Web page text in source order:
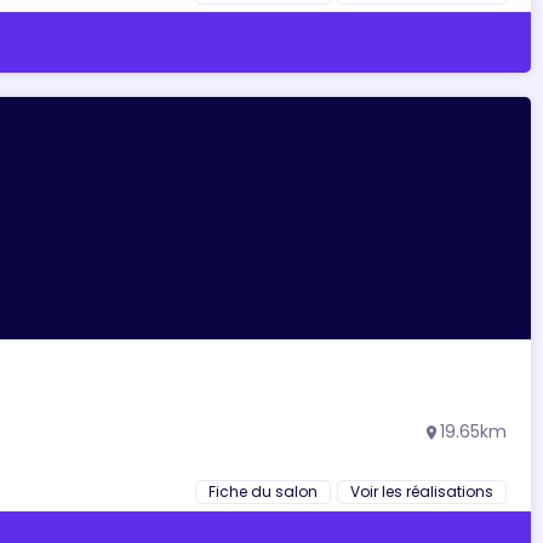
location_on 19.65km
Fiche du salon Voir les réalisations